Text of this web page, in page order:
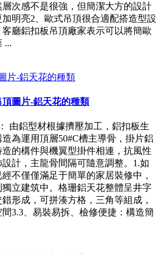
次感不是很強，但簡潔大方的設計
明亮2、歐式吊頂很合適配搭造型設
廳鋁扣板吊頂廠家表示可以將簡歐
...
圖片-鋁天花的種類
由鋁型材根據擠壓加工，鋁扣板生
為運用頂層50#C槽主導骨，掛片鋁
的構件與機翼型掛件相連，抗風性
計，主龍骨間隔可隨意調整。1.如
不僅僅滿足于簡單的家居裝修中，
立建筑中。格珊鋁天花整體呈井字
形成，可拼湊方格，三角等組成，
3.3、易裝易拆、檢修便捷：構造簡